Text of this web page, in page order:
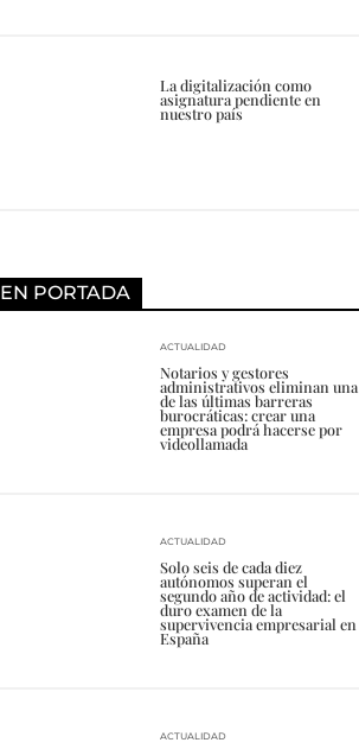
La digitalización como
asignatura pendiente en
nuestro país
EN PORTADA
Notarios y gestores
administrativos eliminan una
de las últimas barreras
burocráticas: crear una
empresa podrá hacerse por
videollamada
ACTUALIDAD
Solo seis de cada diez
autónomos superan el
segundo año de actividad: el
duro examen de la
supervivencia empresarial en
España
ACTUALIDAD
ACTUALIDAD